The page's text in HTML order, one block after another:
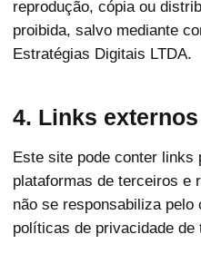
reprodução, cópia ou
proibida, salvo mediante
Estratégias Digitais LTDA.
4. Links externos
Este site pode conter
plataformas de terceiros e
não se responsabiliza pelo
políticas de privacidade de